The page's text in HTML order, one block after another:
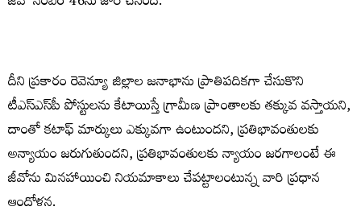
దీని ప్రకారం రెవెన్యూ జిల్లాల జనాభాను ప్రాతిపదికగా చేసుకొని
టీఎస్‌ఎస్‌పీ పోస్టులను కేటాయిస్తే గ్రామీణ ప్రాంతాల‌కు తక్కువ వస్తాయని,
దాంతో కటాఫ్‌ మార్కులు ఎక్కువగా ఉంటుందని, ప్రతిభావంతులకు
అన్యాయం జరుగుతుందని, ప్ర‌తిభావంతుల‌కు న్యాయం జ‌ర‌గాలంటే ఈ
జీవోను మినహాయించి నియమాకాలు చేపట్టాలంటున్న వారి ప్రధాన
ఆందోళన.